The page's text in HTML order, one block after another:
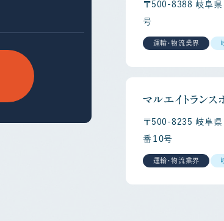
〒500-8388 岐阜県
号
運輸・物流業界
マルエイトラン
〒500-8235 岐阜県
番１０号
運輸・物流業界